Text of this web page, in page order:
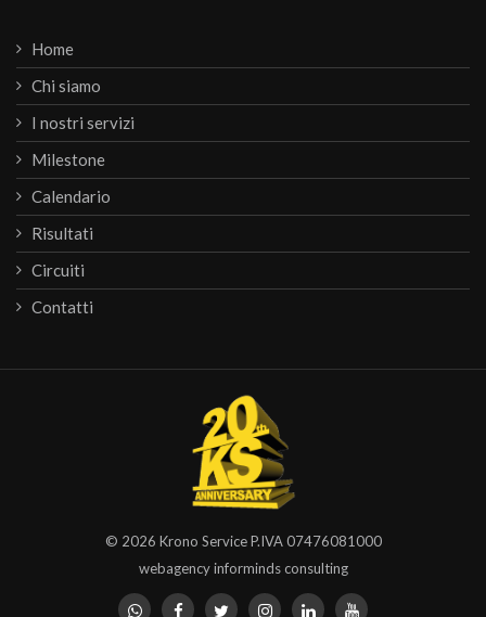
Home
Chi siamo
I nostri servizi
Milestone
Calendario
Risultati
Circuiti
Contatti
© 2026 Krono ServiceP.IVA 07476081000
webagency informinds consulting